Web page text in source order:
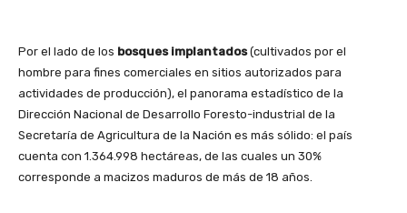
Por el lado de los bosques implantados(cultivados por el
hombre para fines comerciales en sitios autorizados para
actividades de producción), el panorama estadístico de la
Dirección Nacional de Desarrollo Foresto-industrial de la
Secretaría de Agricultura de la Nación es más sólido: el país
cuenta con 1.364.998 hectáreas, de las cuales un 30%
corresponde a macizos maduros de más de 18 años.